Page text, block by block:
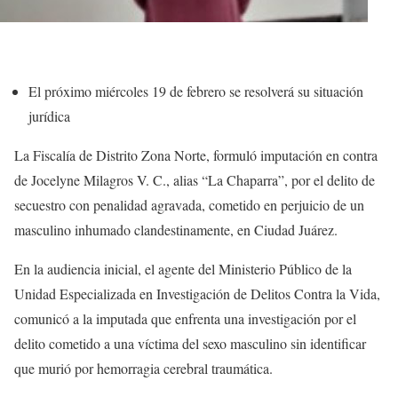
El próximo miércoles 19 de febrero se resolverá su situación
jurídica
La Fiscalía de Distrito Zona Norte, formuló imputación en contra
de Jocelyne Milagros V. C., alias “La Chaparra”, por el delito de
secuestro con penalidad agravada, cometido en perjuicio de un
masculino inhumado clandestinamente, en Ciudad Juárez.
En la audiencia inicial, el agente del Ministerio Público de la
Unidad Especializada en Investigación de Delitos Contra la Vida,
comunicó a la imputada que enfrenta una investigación por el
delito cometido a una víctima del sexo masculino sin identificar
que murió por hemorragia cerebral traumática.